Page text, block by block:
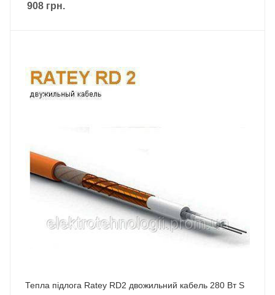
908 грн.
Тепла підлога Ratey RD2 двожильний кабель 280 Вт S